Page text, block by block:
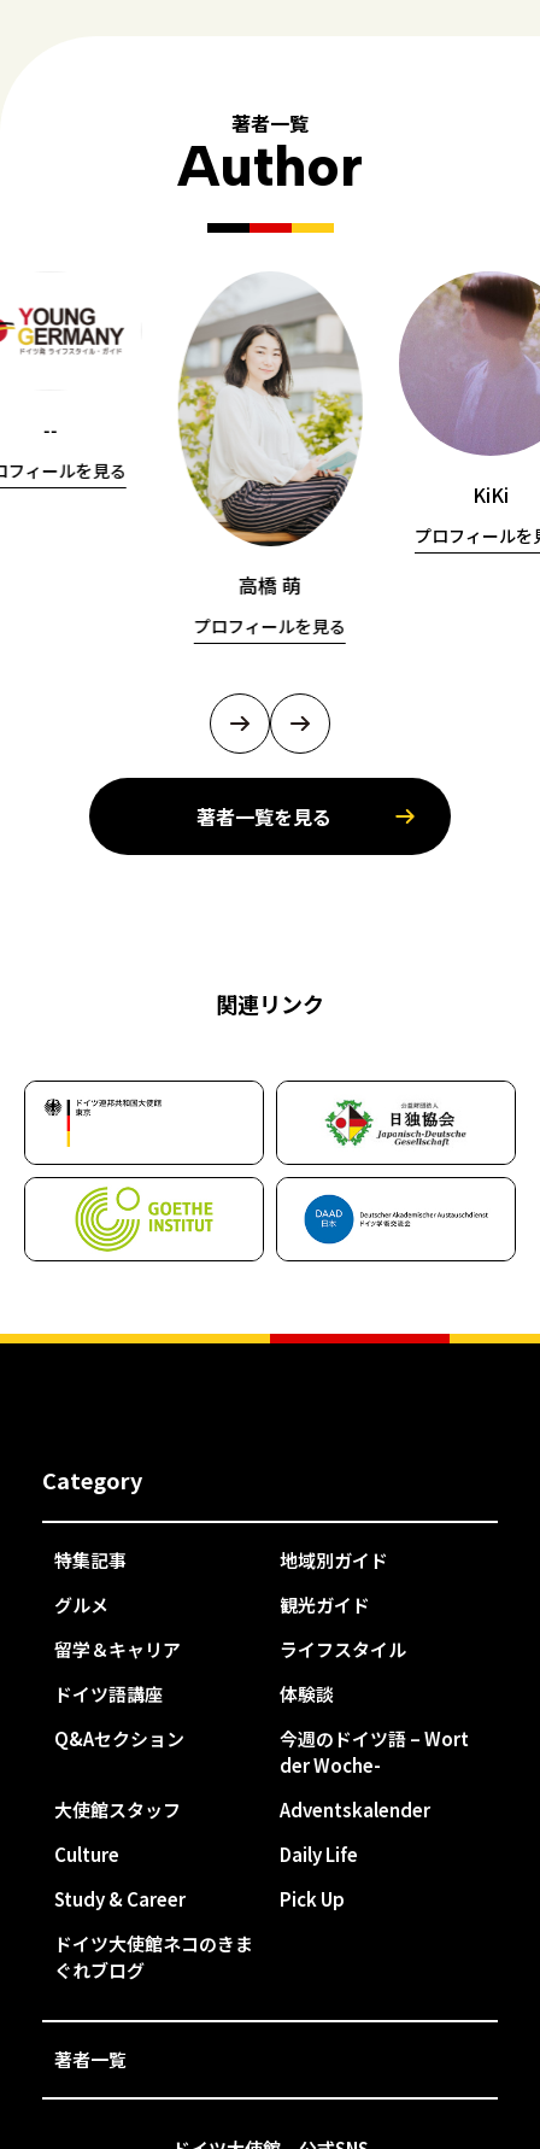
著者一覧
Author
--
フィールを見る
高橋 萌
プロフィールを見る
KiKi
プロフィールを
著者一覧を見る
関連リンク
Category
特集記事
地域別ガイド
グルメ
観光ガイド
留学＆キャリア
ライフスタイル
ドイツ語講座
体験談
Q&Aセクション
今週のドイツ語 – Wort
der Woche-
大使館スタッフ
Adventskalender
Culture
Daily Life
Study & Career
Pick Up
ドイツ大使館ネコのきま
ぐれブログ
著者一覧